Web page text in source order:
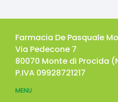
Farmacia De Pasquale
Via Pedecone 7
80070 Monte di Procida (
P.IVA 09928721217
MENU